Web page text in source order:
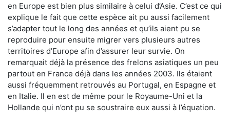
en Europe est bien plus similaire à celui d’Asie. C’est ce qui
explique le fait que cette espèce ait pu aussi facilement
s’adapter tout le long des années et qu’ils aient pu se
reproduire pour ensuite migrer vers plusieurs autres
territoires d’Europe afin d’assurer leur survie. On
remarquait déjà la présence des frelons asiatiques un peu
partout en France déjà dans les années 2003. Ils étaient
aussi fréquemment retrouvés au Portugal, en Espagne et
en Italie. Il en est de même pour le Royaume-Uni et la
Hollande qui n’ont pu se soustraire eux aussi à l’équation.